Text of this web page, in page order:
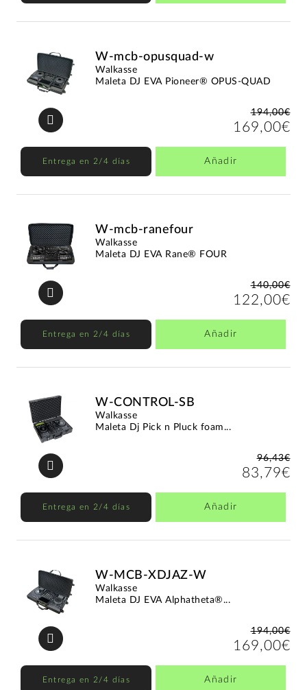
W-mcb-opusquad-w
Walkasse
Maleta DJ EVA Pioneer® OPUS-QUAD
194,00€
169,00€
Entrega en 2/4 días Añadir
W-mcb-ranefour
Walkasse
Maleta DJ EVA Rane® FOUR
140,00€
122,00€
Entrega en 2/4 días Añadir
W-CONTROL-SB
Walkasse
Maleta Dj Pick n Pluck foam...
96,43€
83,79€
Entrega en 2/4 días Añadir
W-MCB-XDJAZ-W
Walkasse
Maleta DJ EVA Alphatheta®...
194,00€
169,00€
Entrega en 2/4 días Añadir